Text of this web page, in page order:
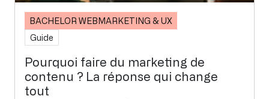
BACHELOR WEBMARKETING & UX
Guide
Pourquoi faire du marketing de
contenu ? La réponse qui change
tout